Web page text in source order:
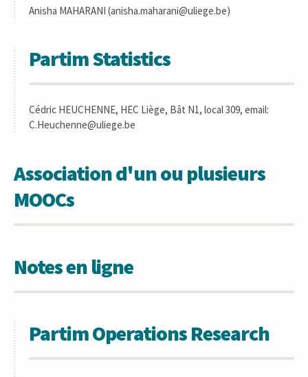
Anisha MAHARANI (anisha.maharani@uliege.be)
Partim Statistics
Cédric HEUCHENNE, HEC Liège, Bât N1, local 309, email:
C.Heuchenne@uliege.be
Association d'un ou plusieurs
MOOCs
Notes en ligne
Partim Operations Research